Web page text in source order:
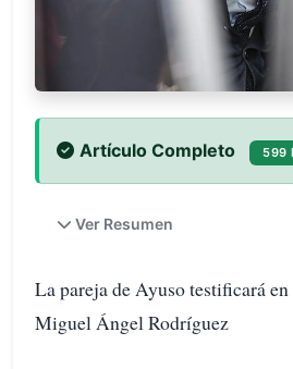
Artículo Completo 599
Ver Resumen
La pareja de Ayuso testificará
Miguel Ángel Rodríguez